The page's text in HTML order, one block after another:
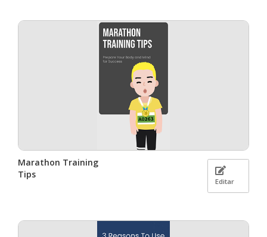
Marathon Training
Tips
Editar